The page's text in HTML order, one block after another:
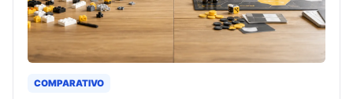
COMPARATIVO